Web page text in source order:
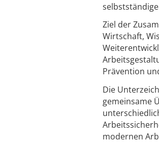
Ziel der
Wirtschaft,
Prävention
Die
gemeinsame
modernen